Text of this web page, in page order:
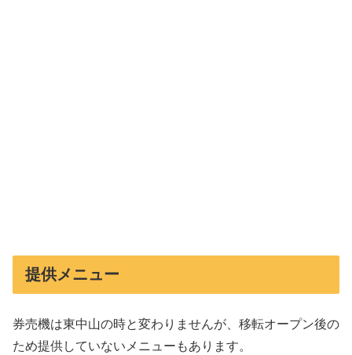
提供メニュー
券売機は東中山の時と変わりませんが、移転オープン後の
ため提供していないメニューもあります。